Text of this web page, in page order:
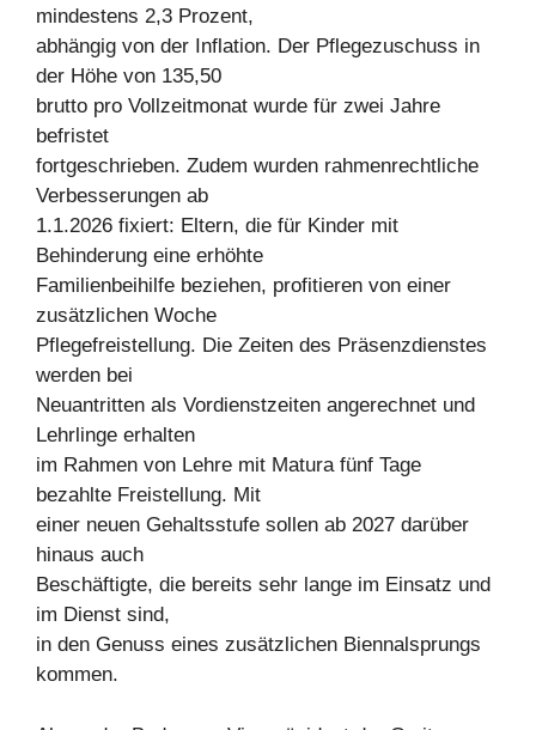
mindestens 2,3 Prozent,
abhängig von der Inflation. Der Pflegezuschuss in
der Höhe von 135,50
brutto pro Vollzeitmonat wurde für zwei Jahre
befristet
fortgeschrieben. Zudem wurden rahmenrechtliche
Verbesserungen ab
1.1.2026 fixiert: Eltern, die für Kinder mit
Behinderung eine erhöhte
Familienbeihilfe beziehen, profitieren von einer
zusätzlichen Woche
Pflegefreistellung. Die Zeiten des Präsenzdienstes
werden bei
Neuantritten als Vordienstzeiten angerechnet und
Lehrlinge erhalten
im Rahmen von Lehre mit Matura fünf Tage
bezahlte Freistellung. Mit
einer neuen Gehaltsstufe sollen ab 2027 darüber
hinaus auch
Beschäftigte, die bereits sehr lange im Einsatz und
im Dienst sind,
in den Genuss eines zusätzlichen Biennalsprungs
kommen.